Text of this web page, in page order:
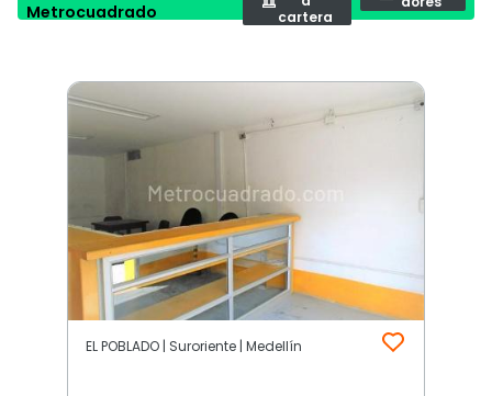
Metrocuadrado
cartera
EL POBLADO | Suroriente | Medellín